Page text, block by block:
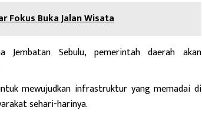
Fokus Buka Jalan Wisata
Sebulu, pemerintah daerah akan
mewujudkan infrastruktur yang memadai di
sehari-harinya.